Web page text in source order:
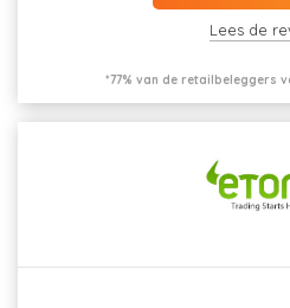
Lees de
*77% van de retailbeleggers